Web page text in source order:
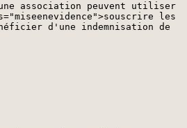
association peuvent utiliser
les
d'une indemnisation de